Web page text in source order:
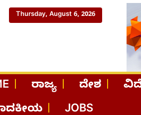
Thursday, August 6, 2026
ರಾಜ್ಯ ದೇಶ
JOBS